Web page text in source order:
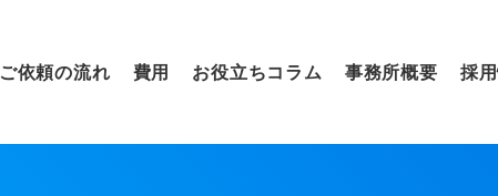
ご依頼の流れ 費用 お役立ちコラム 事務所概要 採